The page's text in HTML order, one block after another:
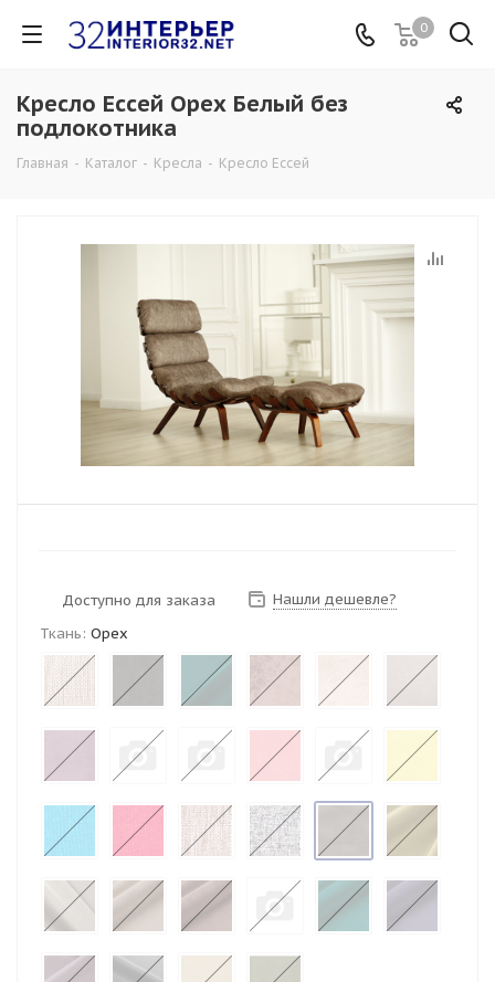
0
Кресло Ессей Орех Белый без
подлокотника
Главная - Каталог - Кресла - Кресло Ессей
Доступно для заказа
Нашли дешевле?
Ткань: Орех